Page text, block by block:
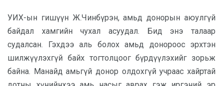
УИХ-ын гишүүн Ж.Чинбүрэн, амьд донорын аюулгүй
байдал хамгийн чухал асуудал. Бид энэ талаар
судалсан. Гэхдээ аль болох амьд донороос эрхтэн
шилжүүлэхгүй байх тогтолцоог бүрдүүлэхийг зорьж
байна. Манайд амьгүй донор олдохгүй учраас хайртай